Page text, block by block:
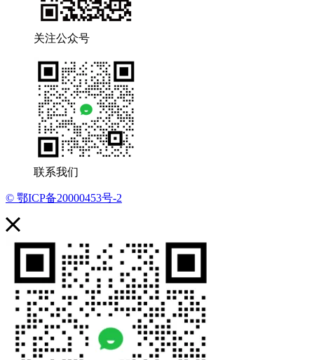
关注公众号
联系我们
© 鄂ICP备20000453号-2